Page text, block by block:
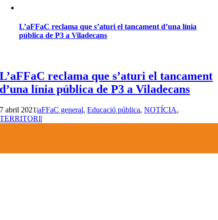
L’aFFaC reclama que s’aturi el tancament d’una línia
pública de P3 a Viladecans
L’aFFaC reclama que s’aturi el tancament
d’una línia pública de P3 a Viladecans
7 abril 2021 |aFFaC general,Educació pública,NOTÍCIA,
TERRITORI|